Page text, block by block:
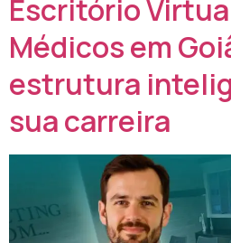
Escritório
Médicos em
estrutura
sua carreira